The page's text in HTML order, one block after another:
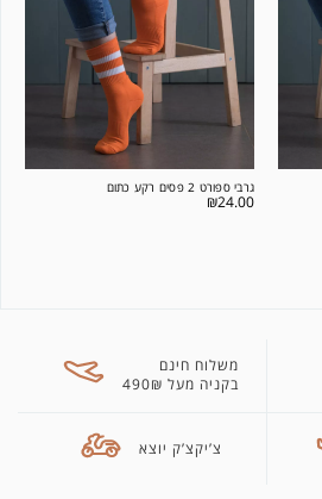
גרבי ספורט 2 פסים רקע כתום
₪24.00
משלוח חינם
בקניה מעל 490₪
צ’יקצ’ק יוצא